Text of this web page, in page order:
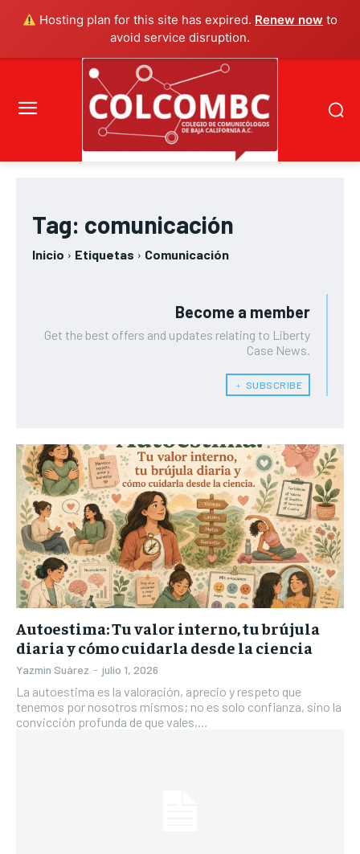
Hosting plan for this site has expired. Renew now to
avoid service disruption.
Tag: comunicación
Inicio Etiquetas Comunicación
Become a member
Get the best offers and updates relating to Liberty
Case News.
﹢ SUBSCRIBE
Autoestima: Tu valor interno, tu brújula
diaria y cómo cuidarla desde la ciencia
Yazmin Suárez - julio 1, 2026
La autoestima es la valoración, aprecio y respeto que
tenemos por nosotros mismos; no es solo confianza, sino la
convicción profunda de que vales,...